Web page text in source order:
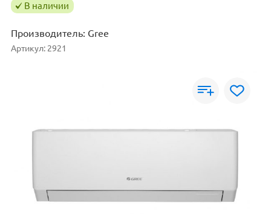
В наличии
Производитель: Gree
Артикул: 2921